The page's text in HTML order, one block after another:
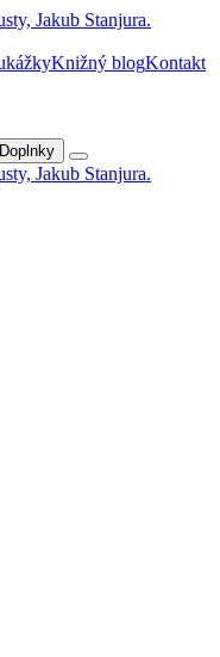
Knižný blogKontakt
Doplnky